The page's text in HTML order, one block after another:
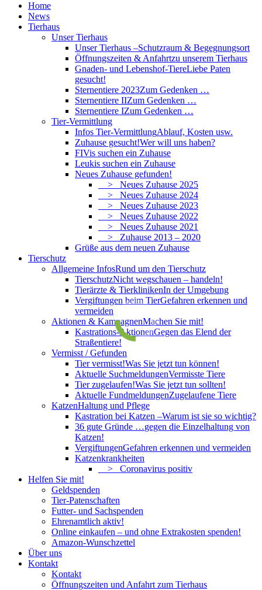
Home
News
Tierhaus
Unser Tierhaus
Unser Tierhaus –Schutzraum & Begegnungsort
Öffnungszeiten & Anfahrtzu unserem Tierhaus
Gnaden- und Lebenshof-TiereLiebe Paten
gesucht!
Sternentiere 2023Zum Gedenken …
Sternentiere IIZum Gedenken …
Sternentiere IZum Gedenken …
Tier-Vermittlung
Infos Tier-VermittlungAblauf, Kosten usw.
Zuhause gesucht!Wer will uns haben?
FIVis suchen ein Zuhause
Leukis suchen ein Zuhause
Neues Zuhause gefunden!
> Neues Zuhause 2025
> Neues Zuhause 2024
> Neues Zuhause 2023
> Neues Zuhause 2022
> Neues Zuhause 2021
> Zuhause 2013 – 2020
Grüße aus dem neuen Zuhause
Tierschutz
Allgemeine InfosRund um den Tierschutz
TierschutzNicht wegschauen – handeln!
Tierärzte & TierklinikenIn der Umgebung
Vergiftungen beim TierGefahren erkennen und
vermeiden
Aktionen & KampagnenMachen Sie mit!
Kastrations-AktionenGegen das Elend der
Straßentiere!
Vermisst / Gefunden
Tier vermisst!Was Sie jetzt tun können!
Aktuelle SuchmeldungenVermisste Tiere
Tier zugelaufen!Was Sie jetzt tun sollten!
Aktuelle FundmeldungenZugelaufene Tiere
KatzenHaltung und Pflege
Kastration bei Katzen –Warum ist sie so wichtig?
36 gute Gründe …gegen die Einzelhaltung von
Katzen!
VergiftungenGefahren erkennen und vermeiden
Katzenkrankheiten
> Coronavirus positiv
Helfen Sie mit!
Geldspenden
Tier-Patenschaften
Futter- und Sachspenden
Ehrenamtlich aktiv!
Online einkaufen – und ohne Extrakosten spenden!
Amazon-Wunschzettel
Über uns
Kontakt
Kontakt
Öffnungszeiten und Anfahrt zum Tierhaus